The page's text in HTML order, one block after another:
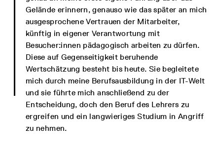
Gelände erinnern, genauso wie das später an mich
ausgesprochene Vertrauen der Mitarbeiter,
künftig in eigener Verantwortung mit
Besucher:innen pädagogisch arbeiten zu dürfen.
Diese auf Gegenseitigkeit beruhende
Wertschätzung besteht bis heute. Sie begleitete
mich durch meine Berufsausbildung in der IT-Welt
und sie führte mich anschließend zu der
Entscheidung, doch den Beruf des Lehrers zu
ergreifen und ein langwieriges Studium in Angriff
zu nehmen.